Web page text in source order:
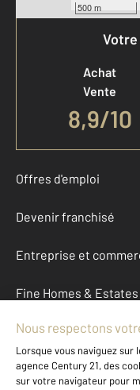
500 m
Achat
Vente
8,9/10
Offres d'emploi
Devenir franchisé
Entreprise et
Fine Homes & Estates
À propos
International